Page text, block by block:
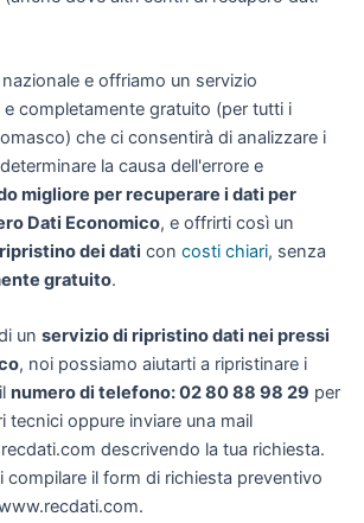
e offriamo un servizio
completamente gratuito (per tutti i
che ci consentirà di analizzare i
la causa dell'errore e
migliore per recuperare i dati per
Dati Economico, e offrirti così un
dei dati con costi chiari, senza
gratuito.
un servizio di ripristino dati nei pressi
, noi possiamo aiutarti a ripristinare i
numero di telefono: 02 80 88 98 29 per
tecnici oppure inviare una mail
descrivendo la tua richiesta.
compilare il form di richiesta preventivo